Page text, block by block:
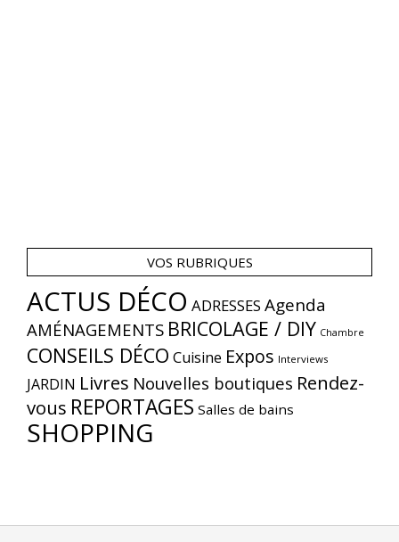
VOS RUBRIQUES
ACTUS DÉCO ADRESSES Agenda
AMÉNAGEMENTS BRICOLAGE / DIY Chambre
CONSEILS DÉCO Cuisine Expos Interviews
JARDIN Livres Nouvelles boutiques Rendez-
vous REPORTAGES Salles de bains
SHOPPING